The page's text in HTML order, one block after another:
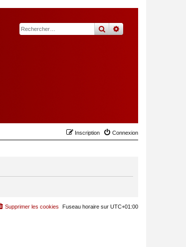
rechercher
recherche
Connexion
Inscription
Fuseau horaire sur UTC+01:00
Supprimer les cookies